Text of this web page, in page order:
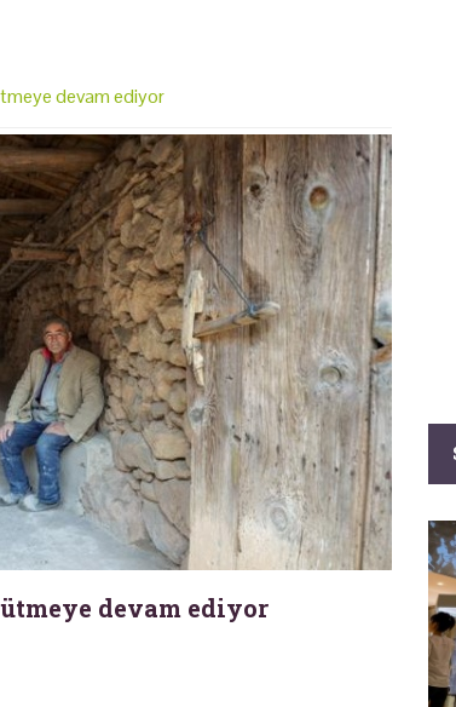
devam ediyor
devam ediyor